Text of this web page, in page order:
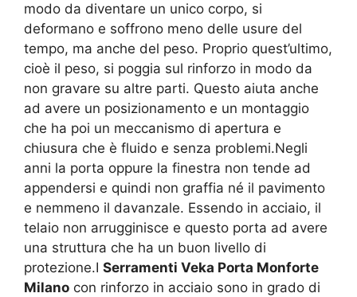
modo da diventare un unico corpo, si
deformano e soffrono meno delle usure del
tempo, ma anche del peso. Proprio quest’ultimo,
cioè il peso, si poggia sul rinforzo in modo da
non gravare su altre parti. Questo aiuta anche
ad avere un posizionamento e un montaggio
che ha poi un meccanismo di apertura e
chiusura che è fluido e senza problemi.Negli
anni la porta oppure la finestra non tende ad
appendersi e quindi non graffia né il pavimento
e nemmeno il davanzale. Essendo in acciaio, il
telaio non arrugginisce e questo porta ad avere
una struttura che ha un buon livello di
protezione.I Serramenti Veka Porta Monforte
Milano con rinforzo in acciaio sono in grado di